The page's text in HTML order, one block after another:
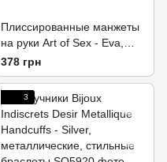
Плиссированные манжеты
на руки Art of Sex - Eva,
красный цвет
378 грн
3